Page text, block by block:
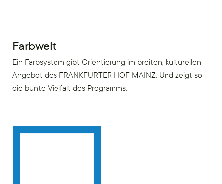
Farbwelt
Ein Farbsystem gibt Orientierung im breiten, kulturellen
Angebot des FRANKFURTER HOF MAINZ. Und zeigt so
die bunte Vielfalt des Programms.